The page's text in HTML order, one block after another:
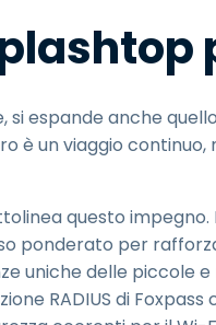
si espande anche
è un viaggio
questo
ponderato per
uniche delle piccole
RADIUS di